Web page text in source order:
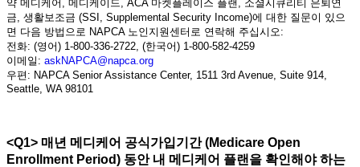
약 메디케어, 메디케이드, ACA 마켓플레이스 플랜, 소셜시큐리티 은퇴연
금, 생활보조금 (SSI, Supplemental Security Income)에 대한 질문이 있으
면 다음 방법으로 NAPCA 노인지원센터로 연락해 주십시오:
전화: (영어) 1-800-336-2722, (한국어) 1-800-582-4259
이메일: askNAPCA@napca.org
우편: NAPCA Senior Assistance Center, 1511 3rd Avenue, Suite 914,
Seattle, WA 98101
<Q1> 매년 메디케어 공식가입기간(Medicare Open
Enrollment Period) 동안 내 메디케어 플랜을 확인해야 하는